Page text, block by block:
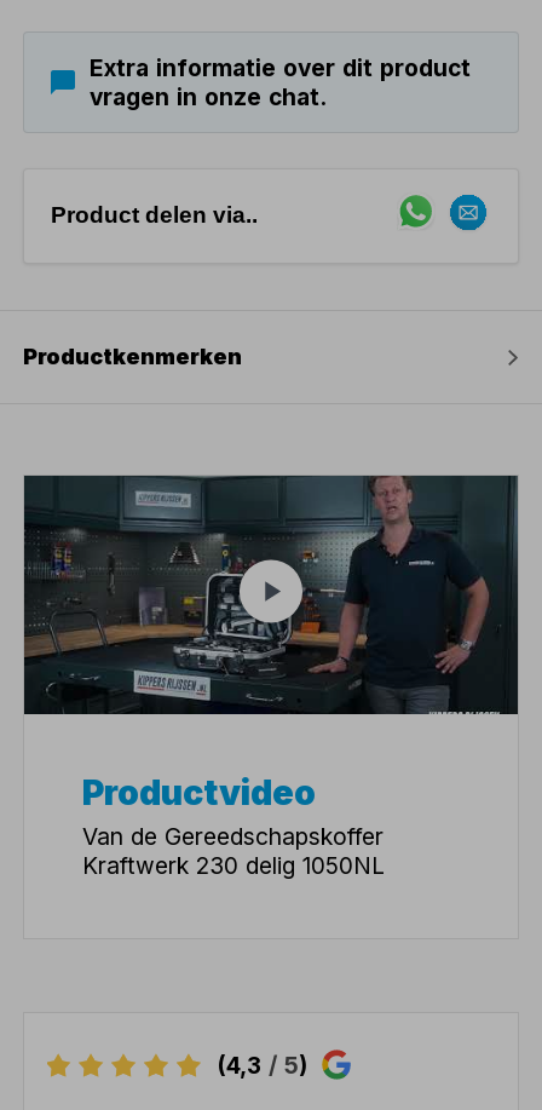
Extra informatie over dit product
vragen in onze chat.
Product delen via..
Productkenmerken
Productvideo
Van de Gereedschapskoffer
Kraftwerk 230 delig 1050NL
(4,3 / 5)